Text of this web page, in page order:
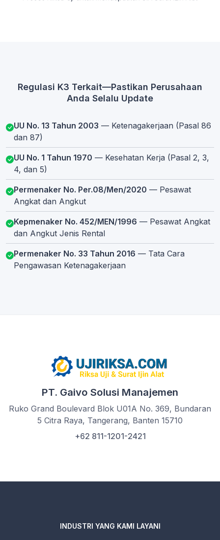
Regulasi K3 Terkait—Pastikan Perusahaan
Anda Selalu Update
UU No. 13 Tahun 2003 — Ketenagakerjaan (Pasal 86
dan 87)
UU No. 1 Tahun 1970 — Kesehatan Kerja (Pasal 2, 3,
4, dan 5)
Permenaker No. Per.08/Men/2020 — Pesawat
Angkat dan Angkut
Kepmenaker No. 452/MEN/1996 — Pesawat Angkat
dan Angkut Jenis Rental
Permenaker No. 33 Tahun 2016 — Tata Cara
Pengawasan Ketenagakerjaan
PT. Gaivo Solusi Manajemen
Ruko Grand Boulevard Blok U01A No. 369, Bundaran
5 Citra Raya, Tangerang, Banten 15710
+62 811-1201-2421
INDUSTRI YANG KAMI LAYANI